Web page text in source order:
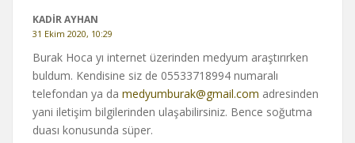
KADİR AYHAN
31 Ekim 2020, 10:29
Burak Hoca yı internet üzerinden medyum araştırırken
buldum. Kendisine siz de 05533718994 numaralı
telefondan ya da medyumburak@gmail.com adresinden
yani iletişim bilgilerinden ulaşabilirsiniz. Bence soğutma
duası konusunda süper.